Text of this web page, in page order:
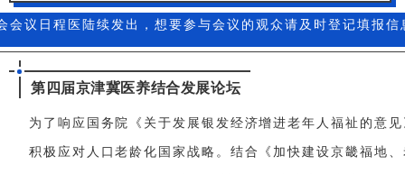
会议日程医陆续发出，想要参与会议的观众请及时登记填报信
第四届京津冀医养结合发展论坛
为了响应国务院《关于发展银发经济增进老年人福祉的意
积极应对人口老龄化国家战略。结合《加快建设京畿福地